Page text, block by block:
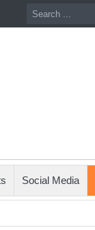
Social Media